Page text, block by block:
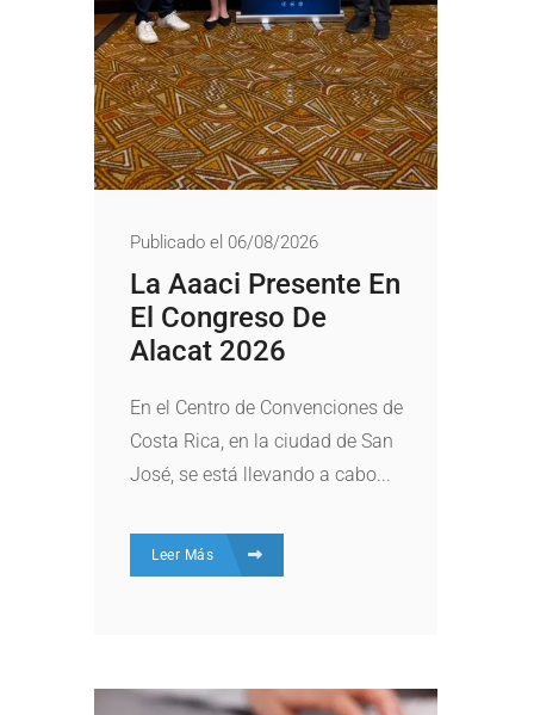
Publicado el 06/08/2026
La Aaaci Presente En
El Congreso De
Alacat 2026
En el Centro de Convenciones de
Costa Rica, en la ciudad de San
José, se está llevando a cabo...
Leer Más